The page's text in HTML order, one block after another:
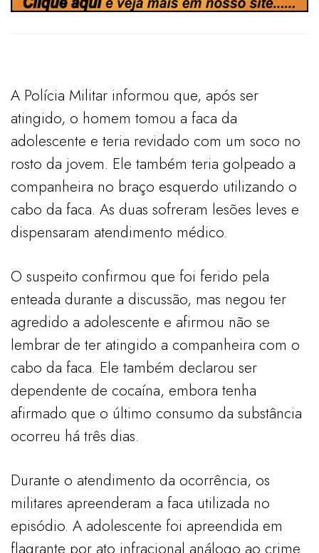
A Polícia Militar informou que, após ser
atingido, o homem tomou a faca da
adolescente e teria revidado com um soco no
rosto da jovem. Ele também teria golpeado a
companheira no braço esquerdo utilizando o
cabo da faca. As duas sofreram lesões leves e
dispensaram atendimento médico.
O suspeito confirmou que foi ferido pela
enteada durante a discussão, mas negou ter
agredido a adolescente e afirmou não se
lembrar de ter atingido a companheira com o
cabo da faca. Ele também declarou ser
dependente de cocaína, embora tenha
afirmado que o último consumo da substância
ocorreu há três dias.
Durante o atendimento da ocorrência, os
militares apreenderam a faca utilizada no
episódio. A adolescente foi apreendida em
flagrante por ato infracional análogo ao crime